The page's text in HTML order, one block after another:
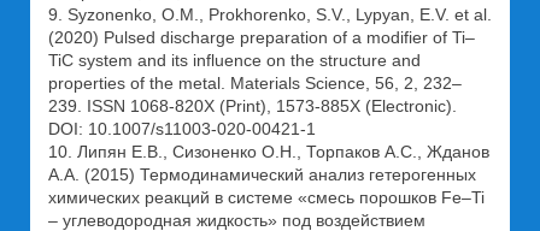
9. Syzonenko, О.М., Prokhorenko, S.V., Lypyan, E.V. et al.
(2020) Pulsed discharge preparation of a modifier of Ti–
TiC system and its influence on the structure and
properties of the metal. Materials Science, 56, 2, 232–
239. ISSN 1068-820X (Print), 1573-885X (Electronic).
DOI: 10.1007/s11003-020-00421-1
10. Липян Е.В., Сизоненко О.Н., Торпаков А.С., Жданов
А.А. (2015) Термодинамический анализ гетерогенных
химических реакций в системе «смесь порошков Fe–Ti
– углеводородная жидкость» под воздействием